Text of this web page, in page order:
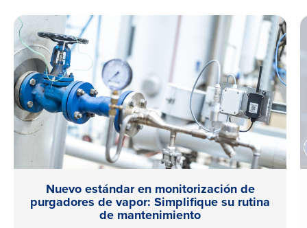
Nuevo estándar en monitorización de
purgadores de vapor: Simplifique su rutina
de mantenimiento